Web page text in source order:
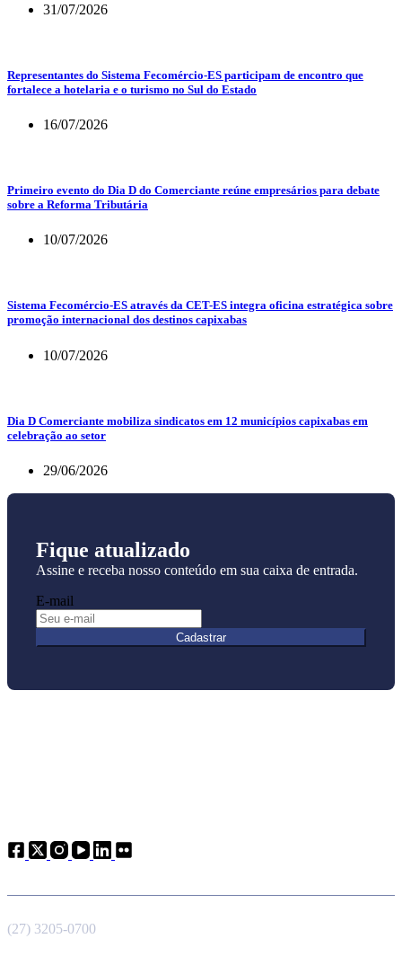
31/07/2026
Representantes do Sistema Fecomércio-ES participam de encontro que
fortalece a hotelaria e o turismo no Sul do Estado
16/07/2026
Primeiro evento do Dia D do Comerciante reúne empresários para debate
sobre a Reforma Tributária
10/07/2026
Sistema Fecomércio-ES através da CET-ES integra oficina estratégica sobre
promoção internacional dos destinos capixabas
10/07/2026
Dia D Comerciante mobiliza sindicatos em 12 municípios capixabas em
celebração ao setor
29/06/2026
Fique atualizado
Assine e receba nosso conteúdo em sua caixa de entrada.
E-mail
Cadastrar
(27) 3205-0700